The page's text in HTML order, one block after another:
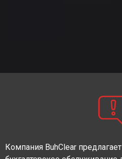
Компания BuhClear